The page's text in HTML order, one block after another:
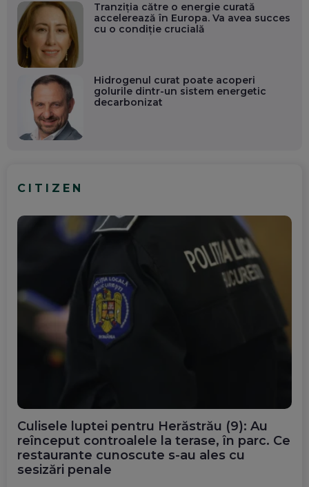
Tranziția către o energie curată
accelerează în Europa. Va avea succes
cu o condiție crucială
Hidrogenul curat poate acoperi
golurile dintr-un sistem energetic
decarbonizat
CITIZEN
Culisele luptei pentru Herăstrău (9): Au
reînceput controalele la terase, în parc. Ce
restaurante cunoscute s-au ales cu
sesizări penale